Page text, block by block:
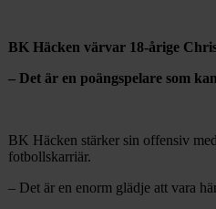
BK Häcken värvar 18-årige
– Det är en poängspelare som
BK Häcken stärker sin offensiv
fotbollskarriär.
– Det är en enorm glädje att vara